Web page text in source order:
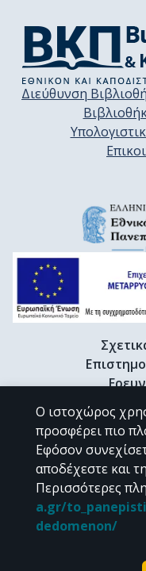
Διεύθυνση
Διδακτορικές
Εκτός αν αναφέρεται
Ο ιστοχώρος
προσφέρει πιο
Εφόσον
αποδέχεστε και
Περισσότερες
a.gr/
dedomenon/